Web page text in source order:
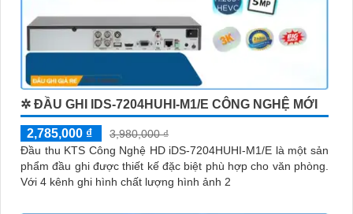
✲ ĐẦU GHI IDS-7204HUHI-M1/E CÔNG NGHỆ MỚI
2,785,000 ₫
3,980,000 ₫
Đầu thu KTS Công Nghệ HD iDS-7204HUHI-M1/E là một sản
phẩm đầu ghi được thiết kế đặc biệt phù hợp cho văn phòng.
Với 4 kênh ghi hình chất lượng hình ảnh 2